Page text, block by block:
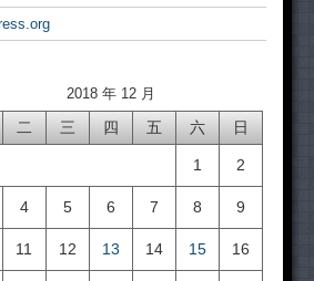
2018 年 12 月
二 三 四 五 六 日
1 2
4 5 6 7 8 9
11 12 13 14 15 16